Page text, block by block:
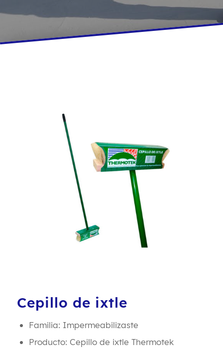
Cepillo de ixtle
Familia: Impermeabilizaste
Producto: Cepillo de ixtle Thermotek